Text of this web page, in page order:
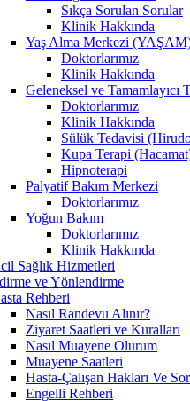
Sıkça Sorulan Sorular
Klinik Hakkında
Yaş Alma Merkezi
Doktorlarımız
Klinik Hakkında
Geleneksel ve Tamamlayıcı
Doktorlarımız
Klinik Hakkında
Sülük Tedavisi
Kupa Terapi
Hipnoterapi
Palyatif Bakım Merkezi
Doktorlarımız
Yoğun Bakım
Doktorlarımız
Klinik Hakkında
Sağlık Hizmetleri
ve Yönlendirme
Rehberi
Nasıl Randevu Alınır?
Ziyaret Saatleri ve Kuralları
Nasıl Muayene Olurum
Muayene Saatleri
Hasta-Çalışan Hakları Ve
Engelli Rehberi